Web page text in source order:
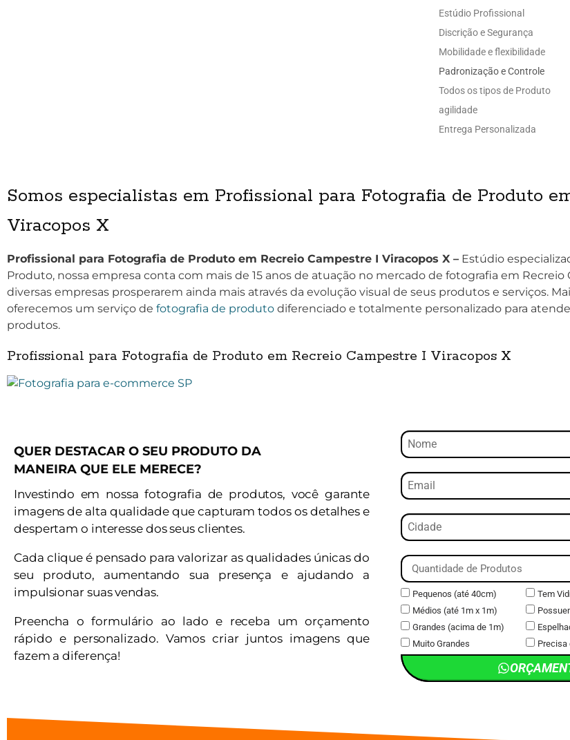
Estúdio Profissional
Discrição e Segurança
Mobilidade e flexibilidade
Padronização e Controle
Todos os tipos de Produto
agilidade
Entrega Personalizada
Somos especialistas em Profissional para Fotografia de Produto
Viracopos X
Profissional para Fotografia de Produto em Recreio Campestre I Viracopos X – Estúdio
Produto, nossa empresa conta com mais de 15 anos de atuação no mercado de fotografia em Recreio
diversas empresas prosperarem ainda mais através da evolução visual de seus produtos e serviços.
oferecemos um serviço de fotografia de produto diferenciado e totalmente personalizado para
produtos.
Profissional para Fotografia de Produto em Recreio Campestre I Viracopos X
QUER DESTACAR O SEU PRODUTO DA
MANEIRA QUE ELE MERECE?
Investindo em nossa fotografia de produtos, você garante
imagens de alta qualidade que capturam todos os detalhes e
despertam o interesse dos seus clientes.
Cada clique é pensado para valorizar as qualidades únicas do
seu produto, aumentando sua presença e ajudando a
impulsionar suas vendas.
Preencha o formulário ao lado e receba um orçamento
rápido e personalizado. Vamos criar juntos imagens que
fazem a diferença!
Pequenos (até 40cm)
Médios (até 1m x 1m)
Grandes (acima de 1m)
Muito Grandes
Tem
Precisa